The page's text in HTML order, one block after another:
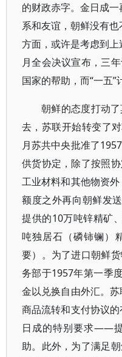
的财政赤字。金日成
系和友谊，朝鲜没有
方面，或许是考虑到
月全会决议宣布，三
国家的帮助，而“一五”
朝鲜的态度打动
去，苏联开始转变了
月苏共中央批准了
供货协定，除了按照
工业材料和其他物资
额度之外再向朝鲜发
提供的10万吨锌精矿
吨独居石（磷铈镧）
要）。为了进口朝鲜
务部于1957年第一季
金以兑换自由外汇。
商品流转和支付协议
日成的特别要求——
助。此外，为了满足